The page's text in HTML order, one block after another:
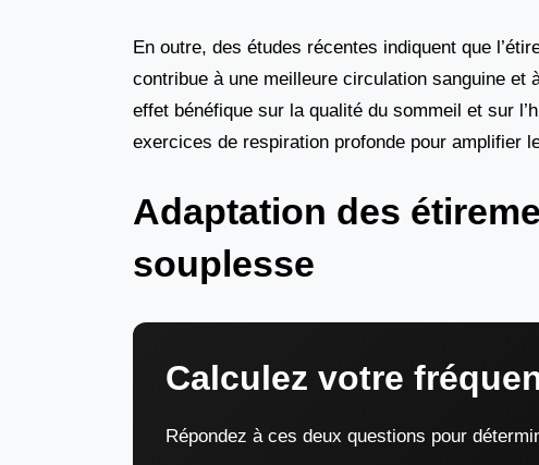
En outre, des études récentes indiquent que
contribue à une meilleure circulation sanguine
effet bénéfique sur la qualité du sommeil et sur
exercices de respiration profonde pour amplifier
Adaptation des
souplesse
Calculez votre
Répondez à ces deux questions pour